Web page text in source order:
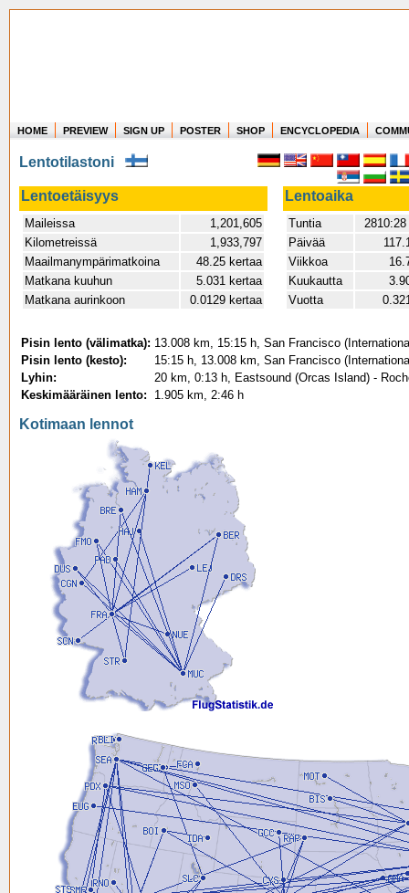
Where in the world have you flown?
How long have you been in the air?
Create your own FlightMemory and see!
HOME PREVIEW SIGN UP POSTER SHOP ENCYCLOPEDIA
Lentotilastoni
Lentoetäisyys Lentoaika
Maileissa
1,201,605
Kilometreissä
1,933,797
Maailmanympärimatkoina
48.25 kertaa
Matkana kuuhun
5.031 kertaa
Matkana aurinkoon
0.0129 kertaa
Tuntia
2810:28
Päivää
Viikkoa
Kuukautta
Vuotta
Pisin lento (välimatka): 13.008 km, 15:15 h, San Francisco
Pisin lento (kesto):
15:15 h, 13.008 km, San Francisco
Lyhin:
20 km, 0:13 h, Eastsound (Orcas Island) -
Keskimääräinen lento:
1.905 km, 2:46 h
Kotimaan lennot